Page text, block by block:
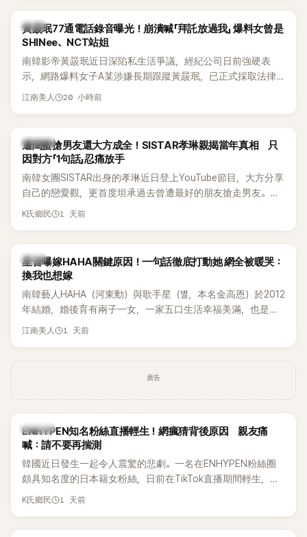
韓星
黃晸珉77通電話錄音曝光！崩潰喊「拜託放過我」 爆料女曾是
SHINee、NCT站姐
南韓影帝黃晸珉近日深陷私生活爭議，經紀公司日前強硬表
示，網路爆料女子A某涉嫌長期跟蹤黃晸珉，已正式採取法律
行動。不過，A並未停止發聲，持續透過社群平台公開爆料，反
的錄音內容，而A也首度承認自己過去曾是SHINee、NCT等偶
像團體的「站姐」，事件持續延燒。
江南美人 20 小時前
K-POP
遭閨蜜搶男友還大方成全！SISTAR孝琳親揭當年真相 只
因對方「1句話」忍痛放手
南韓女團SISTAR出身的孝琳近日登上YouTube節目，大方分享
自己的戀愛觀，更首度坦承過去曾遭最好的朋友搶走男友。她
表示，當時選擇瀟灑放手，但如果同樣的事情現在再發生，「我
K氏鄉民 1 天前
韓星
星首曝嫁HAHA關鍵原因！一句話徹底打動她 網全被暖哭：
換我也想嫁
南韓藝人HAHA（河東勳）與歌手星（별，本名金高恩）於2012
年結婚，婚後育有兩子一女，一家五口生活幸福美滿，也是韓
國演藝圈公認的模範夫妻。近日，星首度公開當年決定嫁給
江南美人 1 天前
廣告
K-POP
ENHYPEN知名粉絲直播輕生！網瘋猜背後原因 親友痛
喊：請不要再揣測
韓國近日發生一起令人震驚的悲劇。一名在ENHYPEN粉絲圈
頗具知名度的日本籍女粉絲，日前在TikTok直播期間輕生，最
終不幸身亡，消息曝光後震驚韓網，也讓不少粉絲湧入社群平
K氏鄉民 1 天前